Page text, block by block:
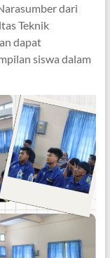
dari
Teknik
dapat
siswa dalam